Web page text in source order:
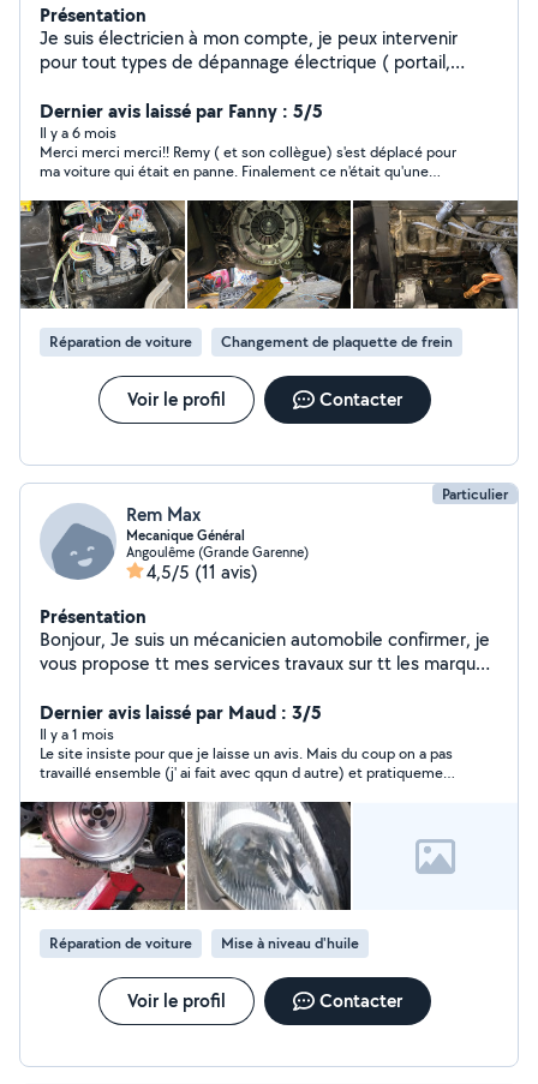
Présentation
Je suis électricien à mon compte, je peux intervenir
pour tout types de dépannage électrique ( portail,
m'appeler pour un projet de modification ou rénovation
de votre installation électrique, je réalise des devis
gratuitement dans toute la Charente et rapidement ! Au
plaisir de vous lire.
Dernier avis laissé par Fanny : 5/5
Il y a 6 mois
Merci merci merci!! Remy ( et son collègue) s'est déplacé pour
ma voiture qui était en panne. Finalement ce n'était qu'une
à en remettre :) ) Ne pouvant pas me déplacer, ils sont allés
me chercher du carburant. Je recommande 1000 fois!
Réparation de voiture Changement de plaquette de frein
Voir le profil Contacter
Particulier
Rem Max
Mecanique Général
Angoulême (Grande Garenne)
4,5/5 (11 avis)
Présentation
Bonjour, Je suis un mécanicien automobile confirmer, je
vous propose tt mes services travaux sur tt les marques
Dernier avis laissé par Maud : 3/5
Il y a 1 mois
Le site insiste pour que je laisse un avis. Mais du coup on a pas
travaillé ensemble (j' ai fait avec qqun d autre) et pratiquement
Réparation de voiture Mise à niveau d'huile
Voir le profil Contacter